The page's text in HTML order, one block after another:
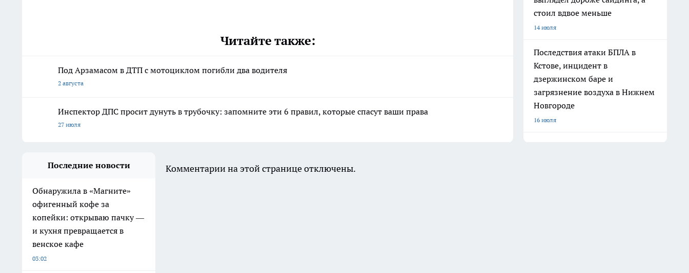
Читайте также:
Под Арзамасом в ДТП с мотоциклом погибли два водителя
2 августа
Инспектор ДПС просит дунуть в трубочку: запомните эти 6 правил, которые спасут ваши права
27 июля
стоил вдвое меньше
14 июля
Последствия атаки БПЛА в
Кстове, инцидент в
дзержинском баре и
загрязнение воздуха в Нижнем
Новгороде
16 июля
Последние новости
Обнаружила в «Магните»
офигенный кофе за
копейки: открываю пачку —
и кухня превращается в
венское кафе
03:02
Комментарии на этой странице отключены.